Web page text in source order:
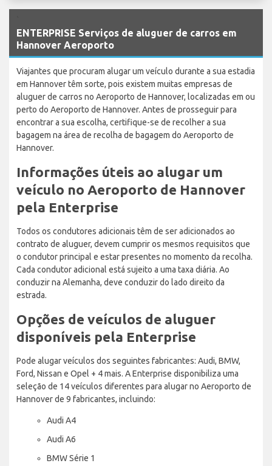
ENTERPRISE Serviços de aluguer de carros em
Hannover Aeroporto
Viajantes que procuram alugar um veículo durante a sua estadia
em Hannover têm sorte, pois existem muitas empresas de
aluguer de carros no Aeroporto de Hannover, localizadas em ou
perto do Aeroporto de Hannover. Antes de prosseguir para
encontrar a sua escolha, certifique-se de recolher a sua
bagagem na área de recolha de bagagem do Aeroporto de
Hannover.
Informações úteis ao alugar um
veículo no Aeroporto de Hannover
pela Enterprise
Todos os condutores adicionais têm de ser adicionados ao
contrato de aluguer, devem cumprir os mesmos requisitos que
o condutor principal e estar presentes no momento da recolha.
Cada condutor adicional está sujeito a uma taxa diária. Ao
conduzir na Alemanha, deve conduzir do lado direito da
estrada.
Opções de veículos de aluguer
disponíveis pela Enterprise
Pode alugar veículos dos seguintes fabricantes: Audi, BMW,
Ford, Nissan e Opel + 4 mais. A Enterprise disponibiliza uma
seleção de 14 veículos diferentes para alugar no Aeroporto de
Hannover de 9 fabricantes, incluindo:
Audi A4
Audi A6
BMW Série 1